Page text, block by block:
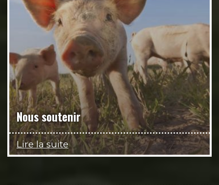
Nous soutenir
Lire la suite